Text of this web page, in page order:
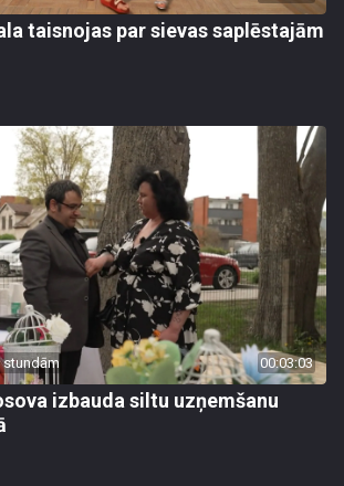
taisnojas par sievas saplēstajām
stundām 00:03:03
izbauda siltu uzņemšanu